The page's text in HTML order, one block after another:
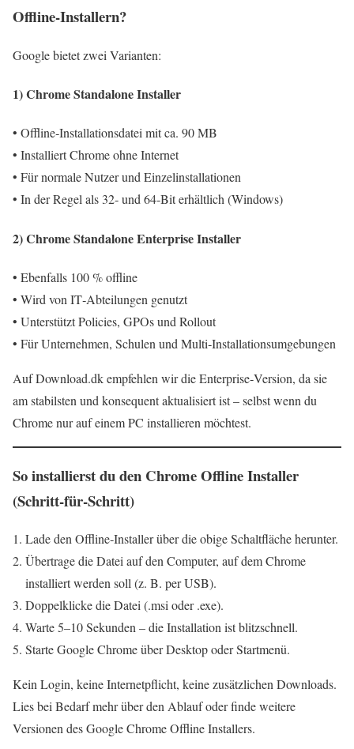
Offline-Installern?
Google bietet zwei Varianten:
1) Chrome Standalone Installer
• Offline‑Installationsdatei mit ca. 90 MB
• Installiert Chrome ohne Internet
• Für normale Nutzer und Einzelinstallationen
• In der Regel als 32‑ und 64‑Bit erhältlich (Windows)
2) Chrome Standalone Enterprise Installer
• Ebenfalls 100 % offline
• Wird von IT‑Abteilungen genutzt
• Unterstützt Policies, GPOs und Rollout
• Für Unternehmen, Schulen und Multi‑Installationsumgebungen
Auf Download.dk empfehlen wir die Enterprise‑Version, da sie
am stabilsten und konsequent aktualisiert ist – selbst wenn du
Chrome nur auf einem PC installieren möchtest.
So installierst du den Chrome Offline Installer
(Schritt‑für‑Schritt)
Lade den Offline‑Installer über die obige Schaltfläche herunter.
Übertrage die Datei auf den Computer, auf dem Chrome
installiert werden soll (z. B. per USB).
Doppelklicke die Datei (.msi oder .exe).
Warte 5–10 Sekunden – die Installation ist blitzschnell.
Starte Google Chrome über Desktop oder Startmenü.
Kein Login, keine Internetpflicht, keine zusätzlichen Downloads.
Lies bei Bedarf mehr über den Ablauf oder finde weitere
Versionen des Google Chrome Offline Installers.